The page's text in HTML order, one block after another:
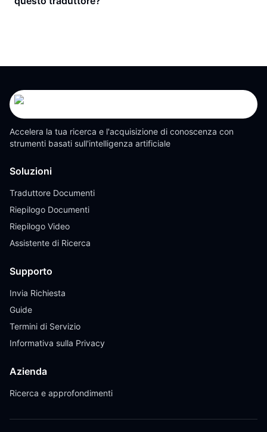
Accelera la tua ricerca e l'acquisizione di conoscenza con
strumenti basati sull'intelligenza artificiale
Soluzioni
Traduttore Documenti
Riepilogo Documenti
Riepilogo Video
Assistente di Ricerca
Supporto
Invia Richiesta
Guide
Termini di Servizio
Informativa sulla Privacy
Azienda
Ricerca e approfondimenti